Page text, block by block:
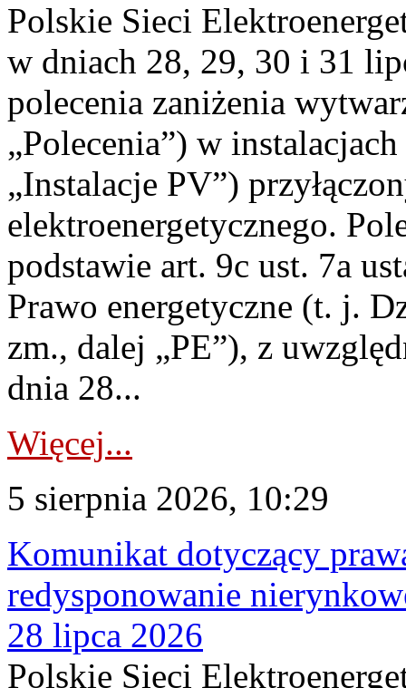
Polskie Sieci
w dniach 28, 29, 30 i 31
polecenia zaniżenia
„Polecenia”) w
„Instalacje PV”)
elektroenergetycznego.
podstawie art. 9c ust. 7a
Prawo energetyczne (t. j.
zm., dalej „PE”), z
dnia 28...
Więcej...
5 sierpnia 2026, 10:29
Komunikat dotyczący
redysponowanie
28 lipca 2026
Polskie Sieci